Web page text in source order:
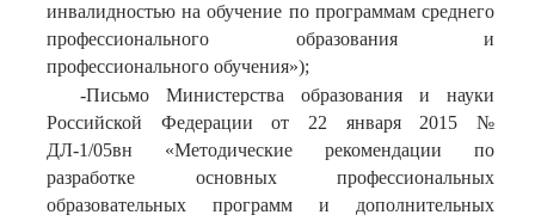
инвалидностью на обучение по программам среднего
профессионального образования и
профессионального обучения»);
-Письмо Министерства образования и науки
Российской Федерации от 22 января 2015 №
ДЛ-1/05вн «Методические рекомендации по
разработке основных профессиональных
образовательных программ и дополнительных